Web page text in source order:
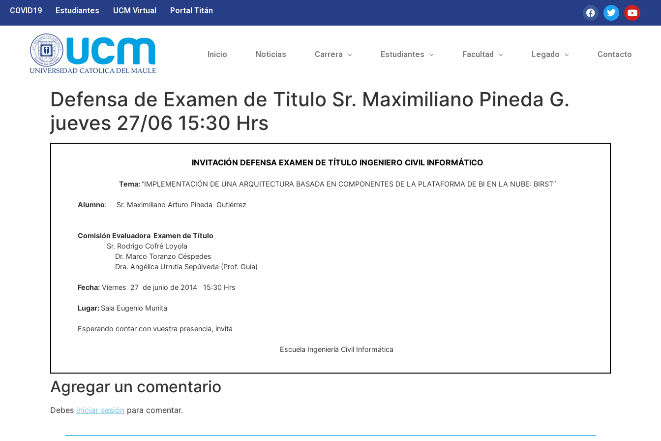
COVID19 Estudiantes UCM Virtual Portal Titán
Inicio Noticias Carrera Estudiantes Facultad Legado Contacto
Defensa de Examen de Titulo Sr. Maximiliano Pineda G.
jueves 27/06 15:30 Hrs
INVITACIÓN DEFENSA EXAMEN DE TÍTULO INGENIERO CIVIL INFORMÁTICO
Tema:“IMPLEMENTACIÓN DE UNA ARQUITECTURA BASADA EN COMPONENTES DE LA PLATAFORMA DE BI EN LA NUBE: BIRST”
Alumno: Sr. Maximiliano Arturo Pineda Gutiérrez
Comisión Evaluadora Examen de Título
Sr. Rodrigo Cofré Loyola
Dr. Marco Toranzo Céspedes
Dra. Angélica Urrutia Sepúlveda (Prof. Guía)
Fecha:Viernes 27 de junio de 2014 15:30 Hrs
Lugar: Sala Eugenio Munita
Esperando contar con vuestra presencia, invita
Escuela Ingeniería Civil Informática
Agregar un comentario
Debes iniciar sesión para comentar.